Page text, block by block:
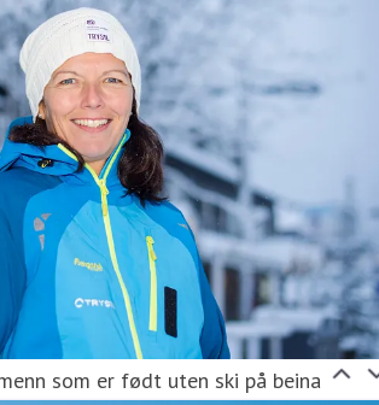
som er født uten ski på beina